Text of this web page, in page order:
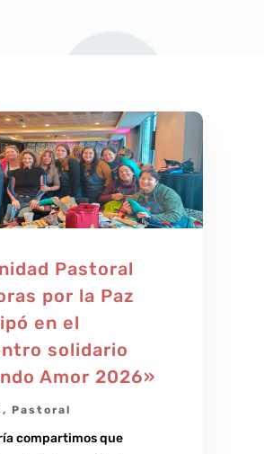
Pastoral
por la Paz
en el
solidario
Amor 2026»
, Pastoral
compartimos que